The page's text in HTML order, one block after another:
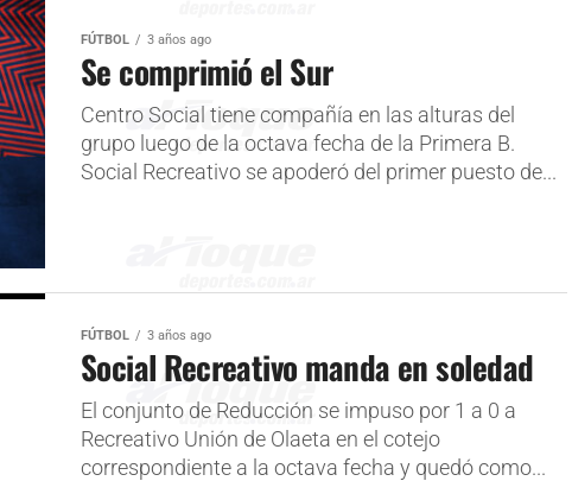
FÚTBOL 3 años ago
Se comprimió el Sur
Centro Social tiene compañía en las alturas del
grupo luego de la octava fecha de la Primera B.
Social Recreativo se apoderó del primer puesto de...
FÚTBOL 3 años ago
Social Recreativo manda en soledad
El conjunto de Reducción se impuso por 1 a 0 a
Recreativo Unión de Olaeta en el cotejo
correspondiente a la octava fecha y quedó como...